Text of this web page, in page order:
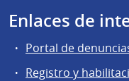
Enlaces de
Portal de
Registro y